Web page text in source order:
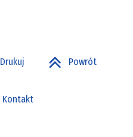
Drukuj Powrót
Kontakt